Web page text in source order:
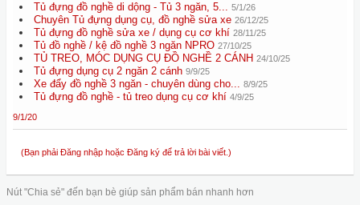
Tủ đựng đồ nghề di dộng - Tủ 3 ngăn, 5... 5/1/26
Chuyên Tủ đựng dụng cụ, đồ nghề sửa xe 26/12/25
Tủ đựng đồ nghề sửa xe / dụng cụ cơ khí 28/11/25
Tủ đồ nghề / kệ đồ nghề 3 ngăn NPRO 27/10/25
TỦ TREO, MÓC DỤNG CỤ ĐỒ NGHỀ 2 CÁNH 24/10/25
Tủ đựng dụng cụ 2 ngăn 2 cánh 9/9/25
Xe đẩy đồ nghề 3 ngăn - chuyên dùng cho... 8/9/25
Tủ đựng đồ nghề - tủ treo dụng cụ cơ khí 4/9/25
9/1/20
(Bạn phải Đăng nhập hoặc Đăng ký để trả lời bài viết.)
Nút "Chia sẻ" đến bạn bè giúp sản phẩm bán nhanh hơn